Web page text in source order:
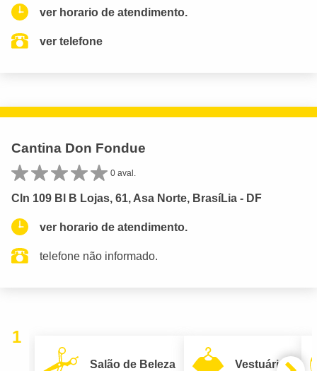
ver horario de atendimento.
ver telefone
Cantina Don Fondue
0 aval.
Cln 109 Bl B Lojas, 61, Asa Norte, BrasíLia - DF
ver horario de atendimento.
telefone não informado.
1
Salão de Beleza Vestuário